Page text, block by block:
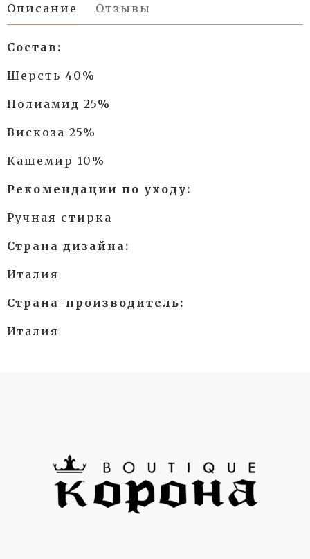
Описание Отзывы
Состав:
Шерсть 40%
Полиамид 25%
Вискоза 25%
Кашемир 10%
Рекомендации по уходу:
Ручная стирка
Страна дизайна:
Италия
Страна-производитель:
Италия